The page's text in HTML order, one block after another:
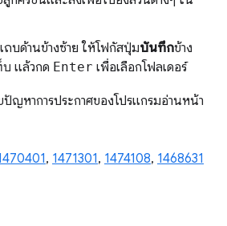
ถบด้านข้างซ้าย ให้โฟกัสปุ่มบันทึกข้าง
บ แล้วกด Enter เพื่อเลือกโฟลเดอร์
ปัญหาการประกาศของโปรแกรมอ่านหน้า
, 1471301, 1474108, 1468631